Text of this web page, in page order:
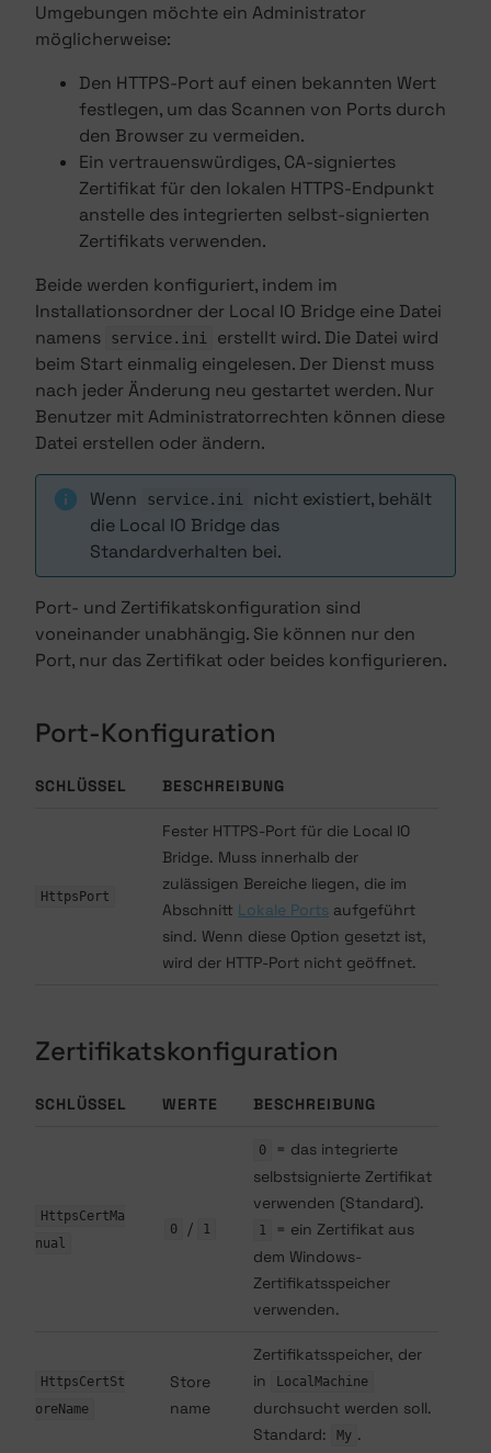
Umgebungen möchte ein Administrator
möglicherweise:
Den HTTPS-Port auf einen bekannten Wert
festlegen, um das Scannen von Ports durch
den Browser zu vermeiden.
Ein vertrauenswürdiges, CA-signiertes
Zertifikat für den lokalen HTTPS-Endpunkt
anstelle des integrierten selbst-signierten
Zertifikats verwenden.
Beide werden konfiguriert, indem im
Installationsordner der Local IO Bridge eine Datei
namens
service.ini
erstellt wird. Die Datei wird
beim Start einmalig eingelesen. Der Dienst muss
nach jeder Änderung neu gestartet werden. Nur
Benutzer mit Administratorrechten können diese
Datei erstellen oder ändern.
Wenn service.ini
nicht existiert, behält
die Local IO Bridge das
Standardverhalten bei.
Port- und Zertifikatskonfiguration sind
voneinander unabhängig. Sie können nur den
Port, nur das Zertifikat oder beides konfigurieren.
Port-Konfiguration
SCHLÜSSEL BESCHREIBUNG
HttpsPort
Fester HTTPS-Port für die Local IO
Bridge. Muss innerhalb der
zulässigen Bereiche liegen, die im
Abschnitt Lokale Ports aufgeführt
sind. Wenn diese Option gesetzt ist,
wird der HTTP-Port nicht geöffnet.
Zertifikatskonfiguration
SCHLÜSSEL WERTE BESCHREIBUNG
HttpsCertMa
nual
0 / 1
0
= das integrierte
selbstsignierte Zertifikat
verwenden (Standard).
1
= ein Zertifikat aus
dem Windows-
Zertifikatsspeicher
verwenden.
HttpsCertSt
oreName
Store
name
Zertifikatsspeicher, der
in
LocalMachine
durchsucht werden soll.
Standard:
My .